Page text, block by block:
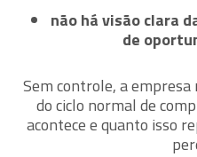
não há visão clara
de
Sem controle, a empresa
do ciclo normal de
acontece e quanto isso